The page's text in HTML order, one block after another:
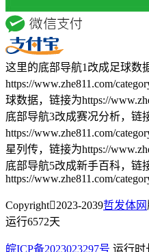
这里的底部导航1改成足球数
https://www.zhe811.com/
球数据，链接为https://
底部导航3改成赛况分析，链
https://www.zhe811.com/
星列传，链接为https://
底部导航5改成新手百科，链
https://www.zhe811.com/
Copyright 2023-2039哲发体网
运行6572天
皖ICP备2023023297号 运行时